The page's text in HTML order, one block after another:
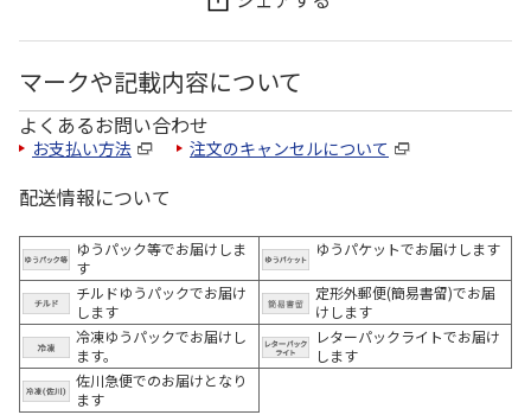
マークや記載内容について
よくあるお問い合わせ
お支払い方法 注文のキャンセルについて
配送情報について
ゆうパック等でお届けしま
す
ゆうパケットでお届けします
チルドゆうパックでお届け
します
定形外郵便(簡易書留)でお届
けします
冷凍ゆうパックでお届けし
ます。
レターパックライトでお届け
します
佐川急便でのお届けとなり
ます